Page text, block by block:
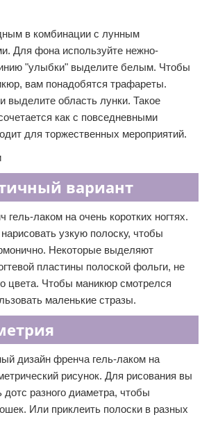
в комбинации с лунным
Для фона используйте нежно-
"улыбки" выделите белым. Чтобы
вам понадобятся трафареты.
выделите область лунки. Такое
как с повседневными
для торжественных мероприятий.
вариант
лаком на очень коротких ногтях.
узкую полоску, чтобы
Некоторые выделяют
пластины полоской фольги, не
цвета. Чтобы маникюр смотрелся
маленькие стразы.
дизайн френча гель-лаком на
рисунок. Для рисования вы
дотс разного диаметра, чтобы
Или приклеить полоски в разных